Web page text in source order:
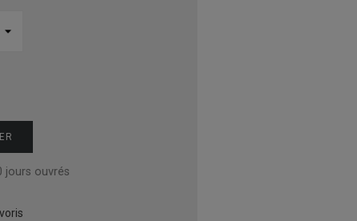
jours ouvrés